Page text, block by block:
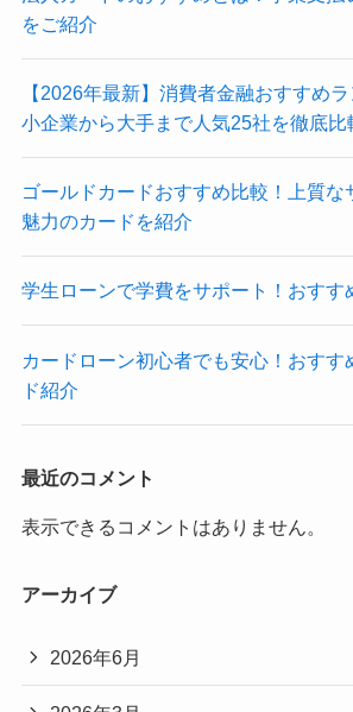
をご紹介
【2026年最新】消費者金融おすすめ
小企業から大手まで人気25社を徹底比
ゴールドカードおすすめ比較！上質な
魅力のカードを紹介
学生ローンで学費をサポート！おすす
カードローン初心者でも安心！おすす
ド紹介
最近のコメント
表示できるコメントはありません。
アーカイブ
2026年6月